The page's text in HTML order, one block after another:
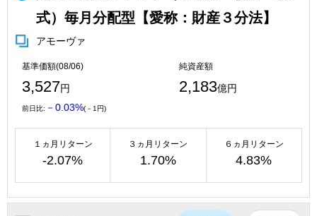
式）毎月分配型【愛称：財産３分法】
アモーヴァ
基準価額(08/06)
3,527円
純資産額
2,183億円
前日比: －0.03%(－1円)
１ヵ月リターン
-2.07%
３ヵ月リターン
1.70%
６ヵ月リターン
4.83%